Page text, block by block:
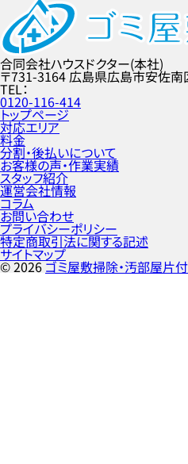
合同会社ハウスドクター(本社)
〒731-3164 広島県広島市安佐
TEL
0120-116-414
トップページ
対応エリア
料金
分割・後払いについて
お客様の声・作業実績
スタッフ紹介
運営会社情報
コラム
お問い合わせ
プライバシーポリシー
特定商取引法に関する記述
サイトマップ
©2026ゴミ屋敷掃除・汚部屋片